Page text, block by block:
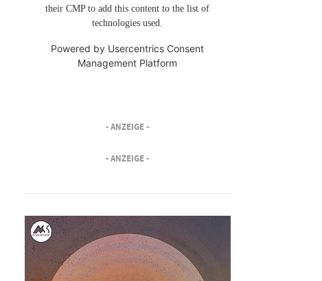
their CMP to add this content to the list of
technologies used.
Powered by Usercentrics Consent
Management Platform
- ANZEIGE -
- ANZEIGE -